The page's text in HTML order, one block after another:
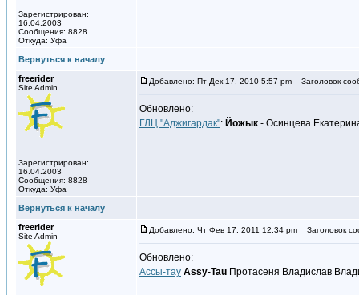
Зарегистрирован:
16.04.2003
Сообщения: 8828
Откуда: Уфа
Вернуться к началу
freerider
Site Admin
Зарегистрирован:
16.04.2003
Сообщения: 8828
Откуда: Уфа
Добавлено: Пт Дек 17, 2010 5:57 pm Заголовок
Обновлено:
ГЛЦ "Аджигардак": Йожык - Осинцева
Вернуться к началу
freerider
Site Admin
Добавлено: Чт Фев 17, 2011 12:34 pm Заголовок
Обновлено:
Ассы-тау Assy-Tau Протасеня Владислав